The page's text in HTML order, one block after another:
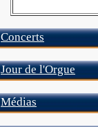
Concerts
Jour de l'Orgue
Médias